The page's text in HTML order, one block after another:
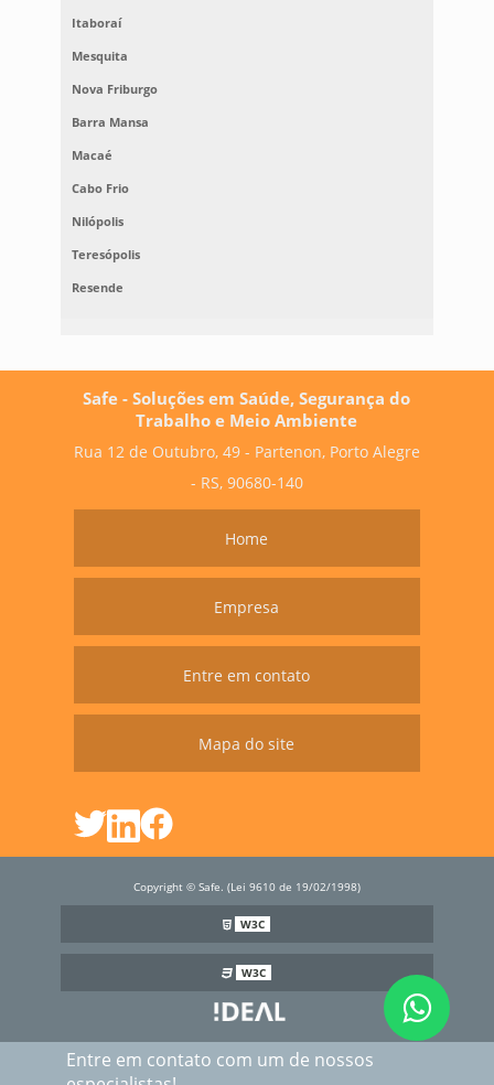
Entre em contato com um de nossos
Itaboraí
Mesquita
Nova Friburgo
Barra Mansa
Macaé
Cabo Frio
Nilópolis
Teresópolis
Resende
Safe - Soluções em Saúde, Segurança do
Trabalho e Meio Ambiente
Rua 12 de Outubro, 49 - Partenon, Porto Alegre
- RS, 90680-140
Home
Empresa
Entre em contato
Mapa do site
Copyright © Safe. (Lei 9610 de 19/02/1998)
W3C
W3C